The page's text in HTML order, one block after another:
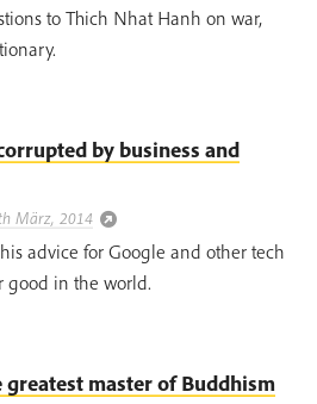
to Thich Nhat Hanh on war,
by business and
März, 2014
advice for Google and other tech
good in the world.
master of Buddhism